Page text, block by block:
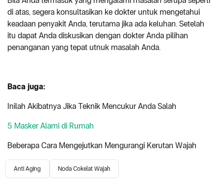
di atas, segera konsultasikan ke dokter untuk mengetahui
keadaan penyakit Anda, terutama jika ada keluhan. Setelah
itu dapat Anda diskusikan dengan dokter Anda pilihan
penanganan yang tepat utnuk masalah Anda.
Baca juga:
Inilah Akibatnya Jika Teknik Mencukur Anda Salah
5 Masker Alami di Rumah
Beberapa Cara Mengejutkan Mengurangi Kerutan Wajah
Anti Aging Noda Cokelat Wajah